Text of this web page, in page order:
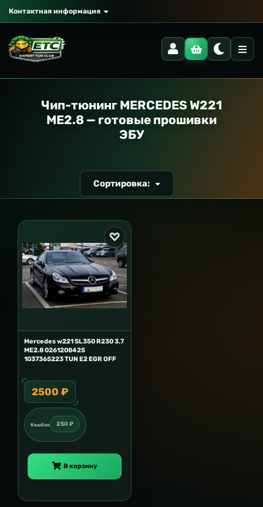
Контактная информация
Чип-тюнинг MERCEDES W221
ME2.8 — готовые прошивки
ЭБУ
Сортировка:
Mercedes w221 SL350 R230 3.7
ME2.8 0261208425
1037365223 TUN E2 EGR OFF
2500 ₽
Кешбэк 250 ₽
В корзину